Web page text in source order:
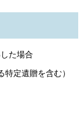
た場合
定遺贈を含む）